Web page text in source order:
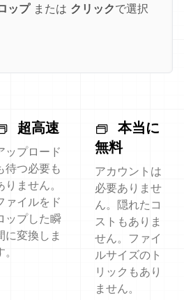
ップ または クリックで選択
超高速
ップロード
待つ必要も
りません。
ァイルをド
ップした瞬
に変換しま
本当に
無料
アカウントは
必要ありませ
ん。隠れたコ
ストもありま
せん。ファイ
ルサイズのト
リックもあり
ません。